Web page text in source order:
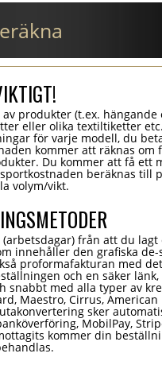
produkter (t.ex. hängande
eller olika textiltiketter
för varje modell, du
kommer att räknas om
Du kommer att få ett
beräknas till
volym/vikt.
från att du
innehåller den grafiska
proformafakturan med
och en säker länk,
snabbt med alla typer av
Maestro, Cirrus, American
sker
MobilPay,
kommer din